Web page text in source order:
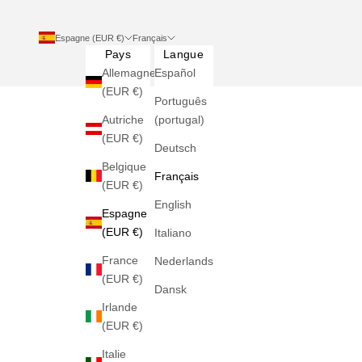
Espagne (EUR €)
Pays
Allemagne
(EUR €)
Autriche
(EUR €)
Belgique
(EUR €)
Espagne
(EUR €)
France
(EUR €)
Irlande
(EUR €)
Italie
Français
Langue
Español
Português
(portugal)
Deutsch
Français
English
Italiano
Nederlands
Dansk